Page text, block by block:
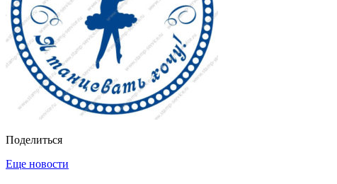
Поделиться
Еще новости